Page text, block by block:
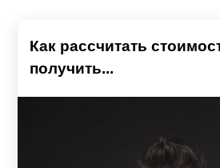
Как рассчитать
получить...